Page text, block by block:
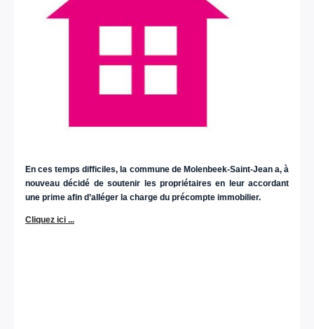
En ces temps difficiles, la commune de Molenbeek-Saint-Jean a, à
nouveau décidé de soutenir les propriétaires en leur accordant
une prime afin d’alléger la charge du précompte immobilier.
Cliquez ici ...